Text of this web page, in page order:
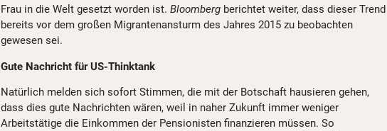
Frau in die Welt gesetzt worden ist. Bloomberg berichtet weiter, dass dieser Trend
bereits vor dem großen Migrantenansturm des Jahres 2015 zu beobachten
gewesen sei.
Gute Nachricht für US-Thinktank
Natürlich melden sich sofort Stimmen, die mit der Botschaft hausieren gehen,
dass dies gute Nachrichten wären, weil in naher Zukunft immer weniger
Arbeitstätige die Einkommen der Pensionisten finanzieren müssen. So